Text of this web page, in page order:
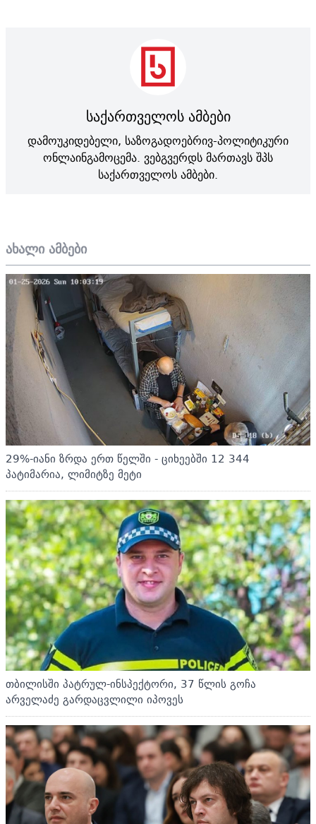
ახალი ამბები
29%-იანი ზრდა ერთ წელში - ციხეებში 12 344
პატიმარია, ლიმიტზე მეტი
თბილისში პატრულ-ინსპექტორი, 37 წლის გოჩა
არველაძე გარდაცვლილი იპოვეს
საქართველოს ამბები
დამოუკიდებელი, საზოგადოებრივ-პოლიტიკური
ონლაინგამოცემა. ვებგვერდს მართავს შპს
საქართველოს ამბები.